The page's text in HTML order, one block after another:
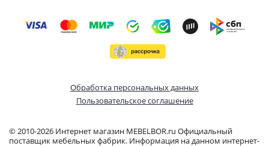
© 2010-2026 Интернет магазин MEBELBOR.ru Официальный
поставщик мебельных фабрик. Информация на данном интернет-
Обработка персональных данных
Пользовательское соглашение